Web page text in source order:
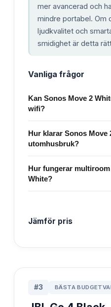
mer avancerad och
mindre portabel. Om
ljudkvalitet och
smidighet är detta
Vanliga frågor
Kan Sonos Move 2
wifi?
Hur klarar Sonos Move
utomhusbruk?
Hur fungerar
White?
Jämför pris
#3 BÄSTA